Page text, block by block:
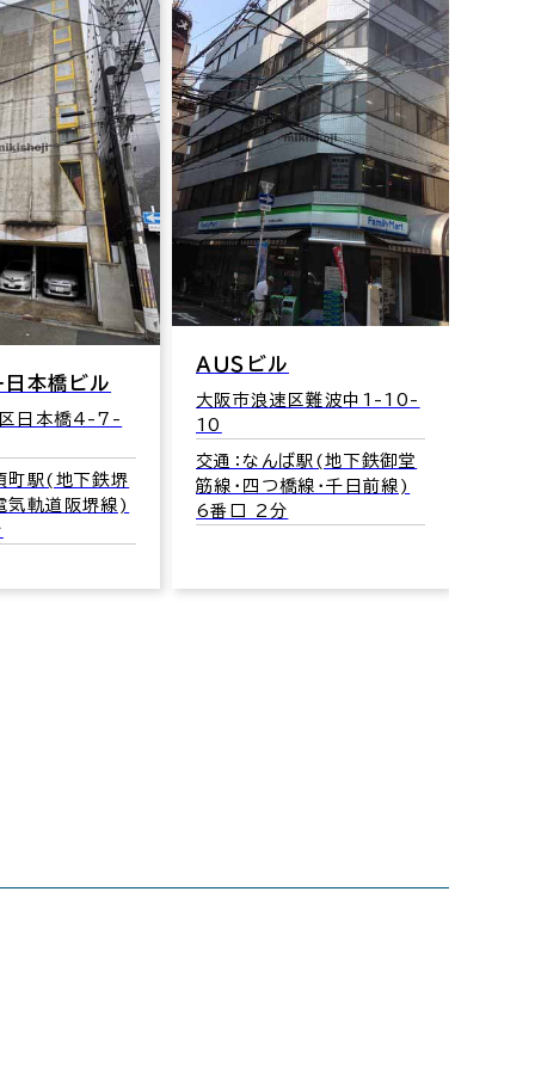
日本橋ビル
区日本橋4-7-
町駅(地下鉄堺
気軌道阪堺線)
ＡＵＳビル
大阪市浪速区難波中1-10-
10
交通：なんば駅(地下鉄御堂
筋線･四つ橋線･千日前線)
6番口 2分